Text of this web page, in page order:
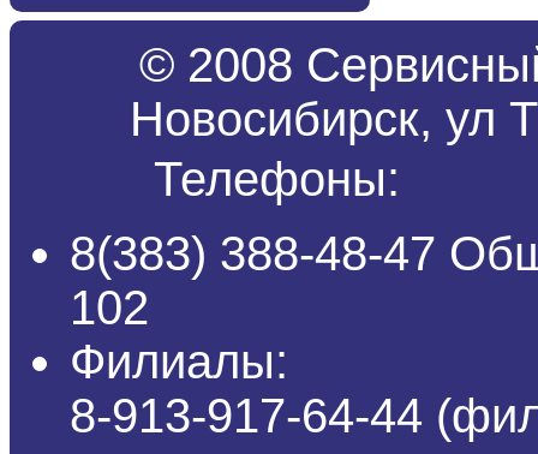
© 2008
Новосибирск, ул
Телефоны:
8(383) 388-48-47
102
Филиалы:
8-913-917-64-44